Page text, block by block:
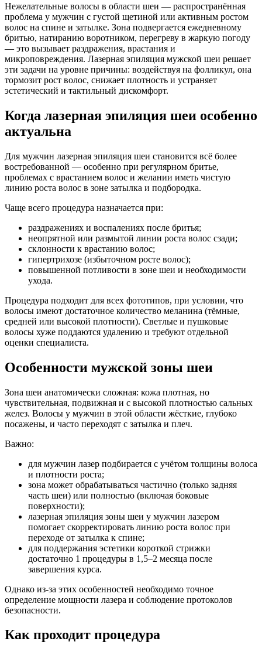
Нежелательные волосы в области шеи — распространённая
проблема у мужчин с густой щетиной или активным ростом
волос на спине и затылке. Зона подвергается ежедневному
бритью, натиранию воротником, перегреву в жаркую погоду
— это вызывает раздражения, врастания и
микроповреждения. Лазерная эпиляция мужской шеи решает
эти задачи на уровне причины: воздействуя на фолликул, она
тормозит рост волос, снижает плотность и устраняет
эстетический и тактильный дискомфорт.
Когда лазерная эпиляция шеи особенно
актуальна
Для мужчин лазерная эпиляция шеи становится всё более
востребованной — особенно при регулярном бритье,
проблемах с врастанием волос и желании иметь чистую
линию роста волос в зоне затылка и подбородка.
Чаще всего процедура назначается при:
раздражениях и воспалениях после бритья;
неопрятной или размытой линии роста волос сзади;
склонности к врастанию волос;
гипертрихозе (избыточном росте волос);
повышенной потливости в зоне шеи и необходимости
ухода.
Процедура подходит для всех фототипов, при условии, что
волосы имеют достаточное количество меланина (тёмные,
средней или высокой плотности). Светлые и пушковые
волосы хуже поддаются удалению и требуют отдельной
оценки специалиста.
Особенности мужской зоны шеи
Зона шеи анатомически сложная: кожа плотная, но
чувствительная, подвижная и с высокой плотностью сальных
желез. Волосы у мужчин в этой области жёсткие, глубоко
посажены, и часто переходят с затылка и плеч.
Важно:
для мужчин лазер подбирается с учётом толщины волоса
и плотности роста;
зона может обрабатываться частично (только задняя
часть шеи) или полностью (включая боковые
поверхности);
лазерная эпиляция зоны шеи у мужчин лазером
помогает скорректировать линию роста волос при
переходе от затылка к спине;
для поддержания эстетики короткой стрижки
достаточно 1 процедуры в 1,5–2 месяца после
завершения курса.
Однако из-за этих особенностей необходимо точное
определение мощности лазера и соблюдение протоколов
безопасности.
Как проходит процедура